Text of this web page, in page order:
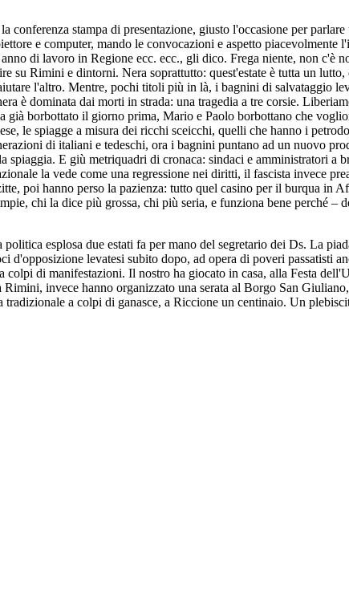
conferenza stampa di presentazione, giusto l'occasione per
e computer, mando le convocazioni e aspetto
di lavoro in Regione ecc. ecc., gli dico. Frega niente, non
su Rimini e dintorni. Nera soprattutto: quest'estate è tutta un
l'altro. Mentre, pochi titoli più in là, i bagnini di salvataggio
è dominata dai morti in strada: una tragedia a tre corsie.
già borbottato il giorno prima, Mario e Paolo borbottano che
le spiagge a misura dei ricchi sceicchi, quelli che hanno i
di italiani e tedeschi, ora i bagnini puntano ad un nuovo
spiaggia. E giù metriquadri di cronaca: sindaci e amministratori a
la vede come una regressione nei diritti, il fascista invece
poi hanno perso la pazienza: tutto quel casino per il burqua in
chi la dice più grossa, chi più seria, e funziona bene perché
esplosa due estati fa per mano del segretario dei Ds. La
levatesi subito dopo, ad opera di poveri passatisti
di manifestazioni. Il nostro ha giocato in casa, alla Festa
invece hanno organizzato una serata al Borgo San
a colpi di ganasce, a Riccione un centinaio. Un